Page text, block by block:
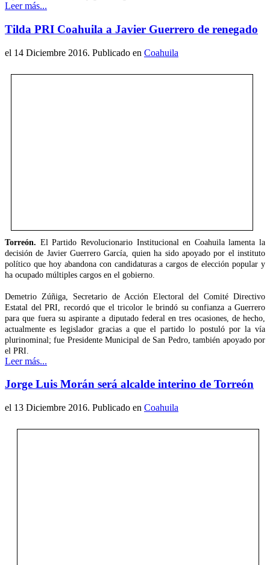
Leer más...
Tilda PRI Coahuila a Javier Guerrero de renegado
el 14 Diciembre 2016. Publicado en Coahuila
Torreón. El Partido Revolucionario Institucional en Coahuila lamenta la
decisión de Javier Guerrero García, quien ha sido apoyado por el instituto
político que hoy abandona con candidaturas a cargos de elección popular y
ha ocupado múltiples cargos en el gobierno.
Demetrio Zúñiga, Secretario de Acción Electoral del Comité Directivo
Estatal del PRI, recordó que el tricolor le brindó su confianza a Guerrero
para que fuera su aspirante a diputado federal en tres ocasiones, de hecho,
actualmente es legislador gracias a que el partido lo postuló por la vía
plurinominal; fue Presidente Municipal de San Pedro, también apoyado por
el PRI.
Leer más...
Jorge Luis Morán será alcalde interino de Torreón
el 13 Diciembre 2016. Publicado en Coahuila